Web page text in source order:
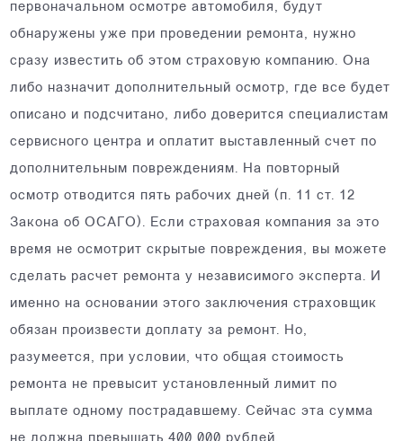
первоначальном осмотре автомобиля, будут
обнаружены уже при проведении ремонта, нужно
сразу известить об этом страховую компанию. Она
либо назначит дополнительный осмотр, где все будет
описано и подсчитано, либо доверится специалистам
сервисного центра и оплатит выставленный счет по
дополнительным повреждениям. На повторный
осмотр отводится пять рабочих дней (п. 11 ст. 12
Закона об ОСАГО). Если страховая компания за это
время не осмотрит скрытые повреждения, вы можете
сделать расчет ремонта у независимого эксперта. И
именно на основании этого заключения страховщик
обязан произвести доплату за ремонт. Но,
разумеется, при условии, что общая стоимость
ремонта не превысит установленный лимит по
выплате одному пострадавшему. Сейчас эта сумма